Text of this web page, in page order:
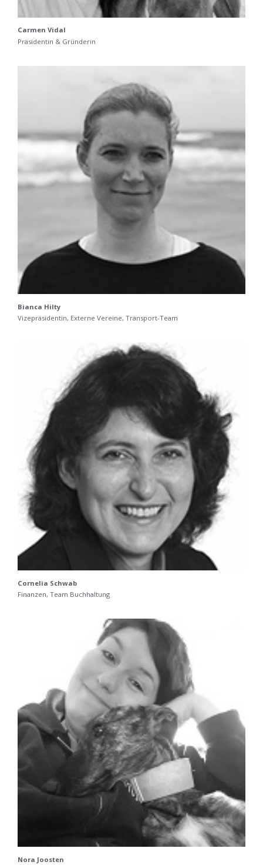
Carmen Vidal
Präsidentin & Gründerin
Bianca Hilty
Vizepräsidentin, Externe Vereine, Transport-Team
Cornelia Schwab
Finanzen, Team Buchhaltung
Nora Joosten